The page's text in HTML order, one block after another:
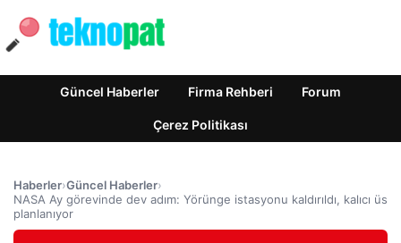
Güncel Haberler Firma Rehberi Forum
Çerez Politikası
Haberler›Güncel Haberler›
NASA Ay görevinde dev adım: Yörünge istasyonu kaldırıldı, kalıcı üs
planlanıyor